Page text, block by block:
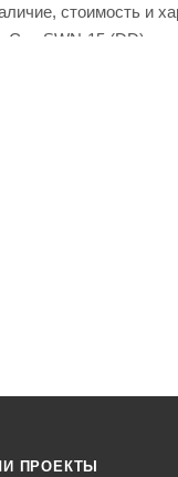
стоимость и
SWN-15 (DD)
ПРОЕКТЫ